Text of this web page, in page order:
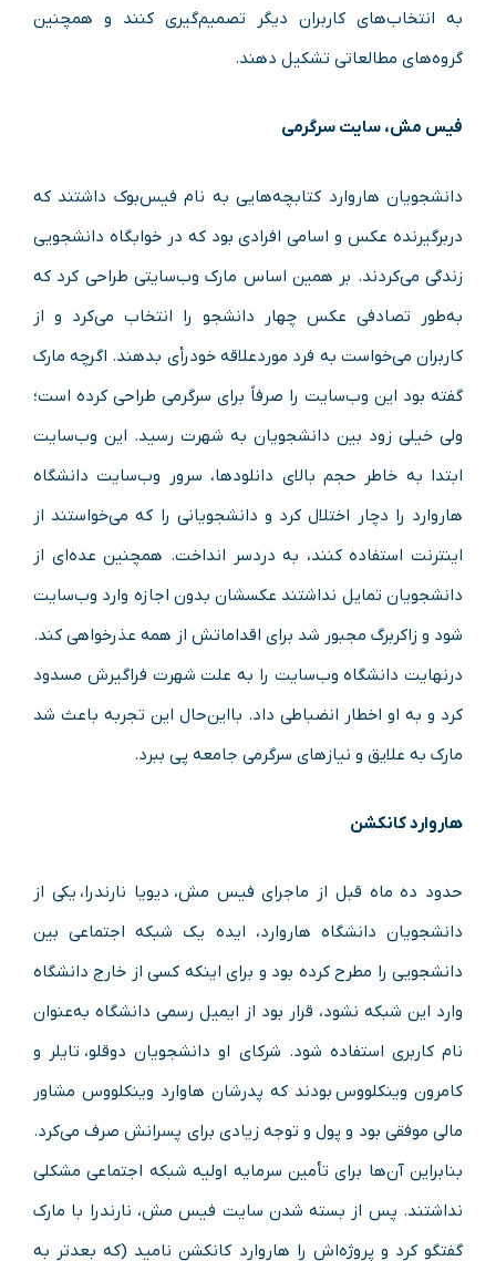
به انتخاب‌های کاربران دیگر تصمیم‌گیری کنند و همچنین
گروه‌های مطالعاتی تشکیل دهند.
فیس مش، سایت سرگرمی
دانشجویان هاروارد کتابچه‌هایی به نام فیس‌بوک داشتند که
دربرگیرنده عکس و اسامی افرادی بود که در خوابگاه دانشجویی
زندگی می‌کردند. بر همین اساس مارک وب‌سایتی طراحی کرد که
به‌طور تصادفی عکس چهار دانشجو را انتخاب می‌کرد و از
کاربران می‌خواست به فرد موردعلاقه خود رأی بدهند. اگرچه مارک
گفته بود این وب‌سایت را صرفاً برای سرگرمی طراحی کرده است؛
ولی خیلی زود بین دانشجویان به شهرت رسید. این وب‌سایت
ابتدا به خاطر حجم بالای دانلودها، سرور وب‌سایت دانشگاه
هاروارد را دچار اختلال کرد و دانشجویانی را که می‌خواستند از
اینترنت استفاده کنند، به دردسر انداخت. همچنین عده‌ای از
دانشجویان تمایل نداشتند عکسشان بدون اجازه وارد وب‌سایت
شود و زاکربرگ مجبور شد برای اقداماتش از همه عذرخواهی کند.
درنهایت دانشگاه وب‌سایت را به علت شهرت فراگیرش مسدود
کرد و به او اخطار انضباطی داد. بااین‌حال این تجربه باعث شد
مارک به علایق و نیازهای سرگرمی جامعه پی ببرد.
هاروارد کانکشن
حدود ده ماه قبل از ماجرای فیس مش، دیویا نارندرا، یکی از
دانشجویان دانشگاه هاروارد، ایده یک شبکه اجتماعی بین
دانشجویی را مطرح کرده بود و برای اینکه کسی از خارج دانشگاه
وارد این شبکه نشود، قرار بود از ایمیل رسمی دانشگاه به‌عنوان
نام کاربری استفاده شود. شرکای او دانشجویان دوقلو، تایلر و
کامرون وینکلووس بودند که پدرشان هاوارد وینکلووس مشاور
مالی موفقی بود و پول و توجه زیادی برای پسرانش صرف می‌کرد.
بنابراین آن‌ها برای تأمین سرمایه اولیه شبکه اجتماعی مشکلی
نداشتند. پس از بسته شدن سایت فیس مش، نارندرا با مارک
گفتگو کرد و پروژه‌اش را هاروارد کانکشن نامید (که بعدتر به